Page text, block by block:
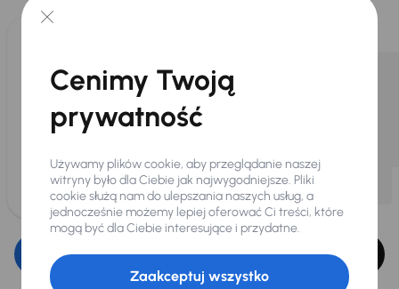
Edytuj filtr
Cenimy Twoją
prywatność
Używamy plików cookie, aby przeglądanie naszej
witryny było dla Ciebie jak najwygodniejsze. Pliki
cookie służą nam do ulepszania naszych usług, a
jednocześnie możemy lepiej oferować Ci treści, które
mogą być dla Ciebie interesujące i przydatne.
Zaakceptuj wszystko